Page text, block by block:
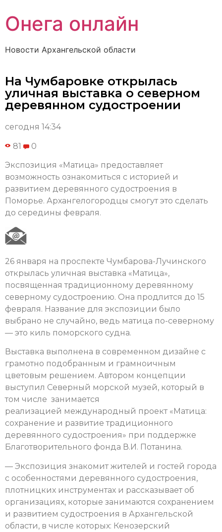
Онега онлайн
Новости Архангельской области
На Чумбаровке открылась
уличная выставка о северном
деревянном судостроении
сегодня 14:34
81 0
Экспозиция «Матица» предоставляет
возможность ознакомиться с историей и
развитием деревянного судостроения в
Поморье. Архангелогородцы смогут это сделать
до середины февраля.
26 января на проспекте Чумбарова-Лучинского
открылась уличная выставка «Матица»,
посвященная традиционному деревянному
северному судостроению. Она продлится до 15
февраля. Название для экспозиции было
выбрано не случайно, ведь матица по-северному
— это киль поморского судна.
Выставка выполнена в современном дизайне с
грамотно подобранным и грамноичным
цветовым решением. Автором концепции
выступил Северный морской музей, который в
том числе занимается
реализацией международный проект «Матица:
сохранение и развитие традиционного
деревянного судостроения» при поддержке
Благотворительного фонда В.И. Потанина.
— Экспозиция знакомит жителей и гостей города
с особенностями деревянного судостроения,
плотницких инструментах и рассказывает об
организациях, которые занимаются сохранением
и развитием судостроения в Архангельской
области, в числе которых: Кенозерский